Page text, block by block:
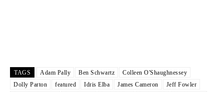
TAGS Adam Pally Ben Schwartz
Colleen O'Shaughnessey
Dolly Parton
featured Idris Elba James Cameron
Jeff Fowler